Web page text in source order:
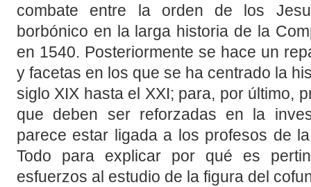
combate entre la orden de los
borbónico en la larga historia de la
en 1540. Posteriormente se hace un
y facetas en los que se ha centrado la
siglo XIX hasta el XXI; para, por último,
que deben ser reforzadas en la
parece estar ligada a los profesos de
Todo para explicar por qué es
esfuerzos al estudio de la figura del